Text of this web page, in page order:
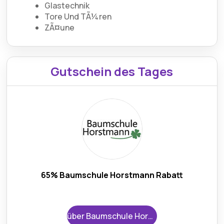
Glastechnik
Tore Und TÃ¼ren
ZÃ¤une
Gutschein des Tages
65% Baumschule Horstmann Rabatt
über Baumschule Horstmann